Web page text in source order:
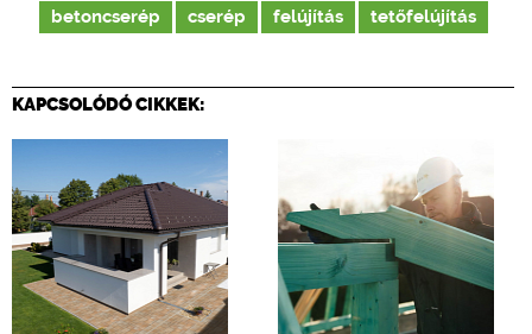
betoncserép cserép felújítás tetőfelújítás
KAPCSOLÓDÓ CIKKEK: